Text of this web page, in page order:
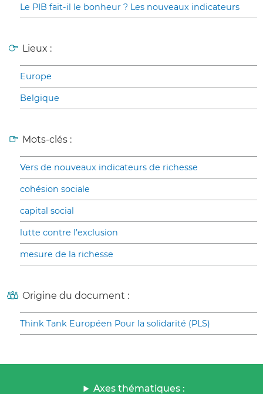
Le PIB fait-il le bonheur ? Les nouveaux indicateurs
Lieux :
Europe
Belgique
Mots-clés :
Vers de nouveaux indicateurs de richesse
cohésion sociale
capital social
lutte contre l’exclusion
mesure de la richesse
Origine du document :
Think Tank Européen Pour la solidarité (PLS)
Axes thématiques :